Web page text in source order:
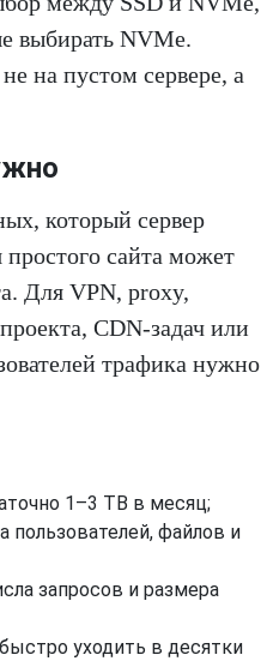
выбирать NVMe.
на пустом сервере, а
который сервер
сайта может
Для VPN, proxy,
CDN-задач или
трафика нужно
1–3 TB в месяц;
пользователей, файлов и
запросов и размера
уходить в десятки